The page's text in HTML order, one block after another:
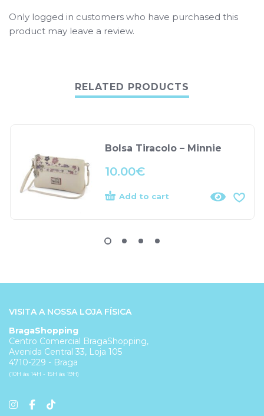
Only logged in customers who have purchased this
product may leave a review.
RELATED PRODUCTS
Bolsa Tiracolo – Minnie
10.00€
Add to cart
VISITA A NOSSA LOJA FÍSICA
BragaShopping
Centro Comercial BragaShopping,
Avenida Central 33, Loja 105
4710-229 - Braga
(10H às 14H - 15H às 19H)